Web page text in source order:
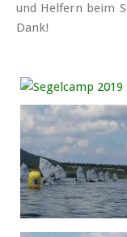
und Helfern beim
Dank!